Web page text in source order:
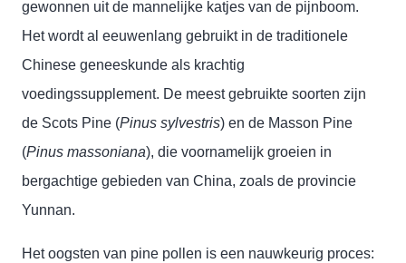
gewonnen uit de mannelijke katjes van de pijnboom.
Het wordt al eeuwenlang gebruikt in de traditionele
Chinese geneeskunde als krachtig
voedingssupplement. De meest gebruikte soorten zijn
de Scots Pine (Pinus sylvestris) en de Masson Pine
(Pinus massoniana), die voornamelijk groeien in
bergachtige gebieden van China, zoals de provincie
Yunnan.
Het oogsten van pine pollen is een nauwkeurig proces: